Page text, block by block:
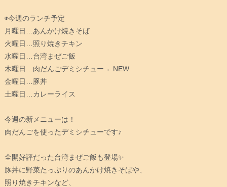
◉今週のランチ予定
月曜日…あんかけ焼きそば
火曜日…照り焼きチキン
水曜日…台湾まぜご飯
木曜日…肉だんごデミシチュー ←NEW
金曜日…豚丼
土曜日…カレーライス
今週の新メニューは！
肉だんごを使ったデミシチューです♪
全開好評だった台湾まぜご飯も登場✨
豚丼に野菜たっぷりのあんかけ焼きそばや、
照り焼きチキンなど、